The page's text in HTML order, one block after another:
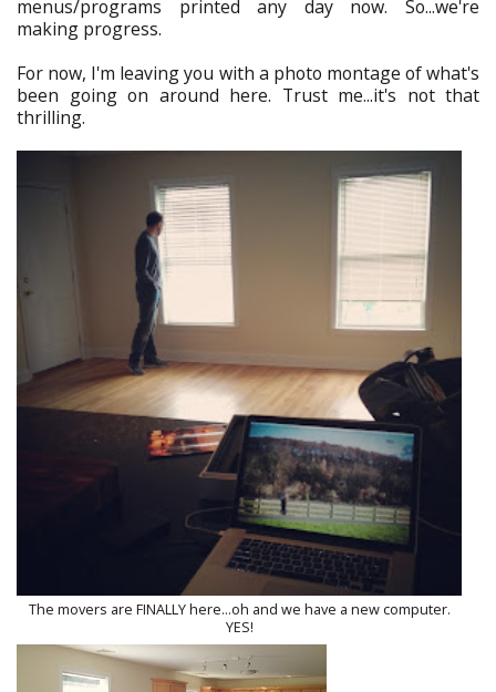
menus/programs printed any day now. So...we're
making progress.
For now, I'm leaving you with a photo montage of what's
been going on around here. Trust me...it's not that
thrilling.
The movers are FINALLY here...oh and we have a new computer.
YES!